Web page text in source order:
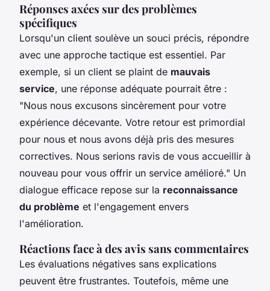
Réponses axées sur des problèmes
spécifiques
Lorsqu'un client soulève un souci précis, répondre
avec une approche tactique est essentiel. Par
exemple, si un client se plaint de mauvais
service, une réponse adéquate pourrait être :
"Nous nous excusons sincèrement pour votre
expérience décevante. Votre retour est primordial
pour nous et nous avons déjà pris des mesures
correctives. Nous serions ravis de vous accueillir à
nouveau pour vous offrir un service amélioré." Un
dialogue efficace repose sur la reconnaissance
du problème et l'engagement envers
l'amélioration.
Réactions face à des avis sans commentaires
Les évaluations négatives sans explications
peuvent être frustrantes. Toutefois, même une